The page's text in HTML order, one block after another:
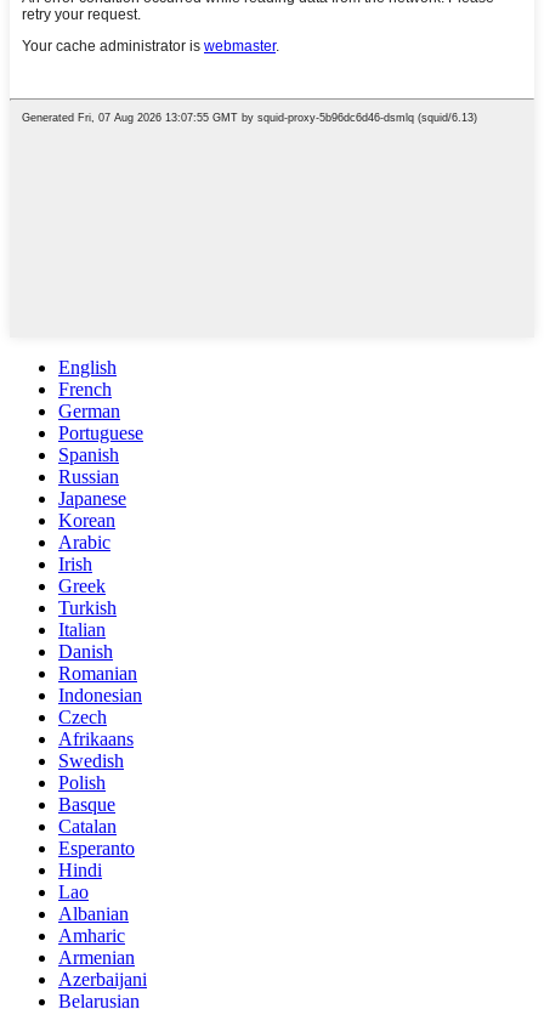
English
French
German
Portuguese
Spanish
Russian
Japanese
Korean
Arabic
Irish
Greek
Turkish
Italian
Danish
Romanian
Indonesian
Czech
Afrikaans
Swedish
Polish
Basque
Catalan
Esperanto
Hindi
Lao
Albanian
Amharic
Armenian
Azerbaijani
Belarusian